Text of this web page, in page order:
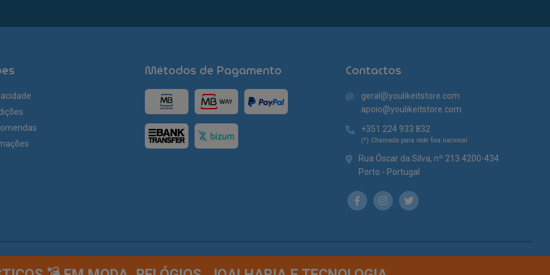
Métodos de Pagamento Contactos
geral@youlikeitstore.com
apoio@youlikeitstore.com
+351 224 933 832
(*) Chamada para rede fixa nacional
Rua Óscar da Silva, nº 213 4200-434
Porto - Portugal